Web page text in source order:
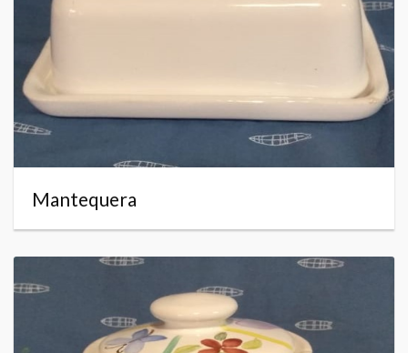
Mantequera